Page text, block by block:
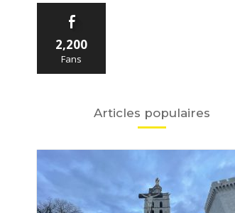
2,200
Fans
Articles populaires